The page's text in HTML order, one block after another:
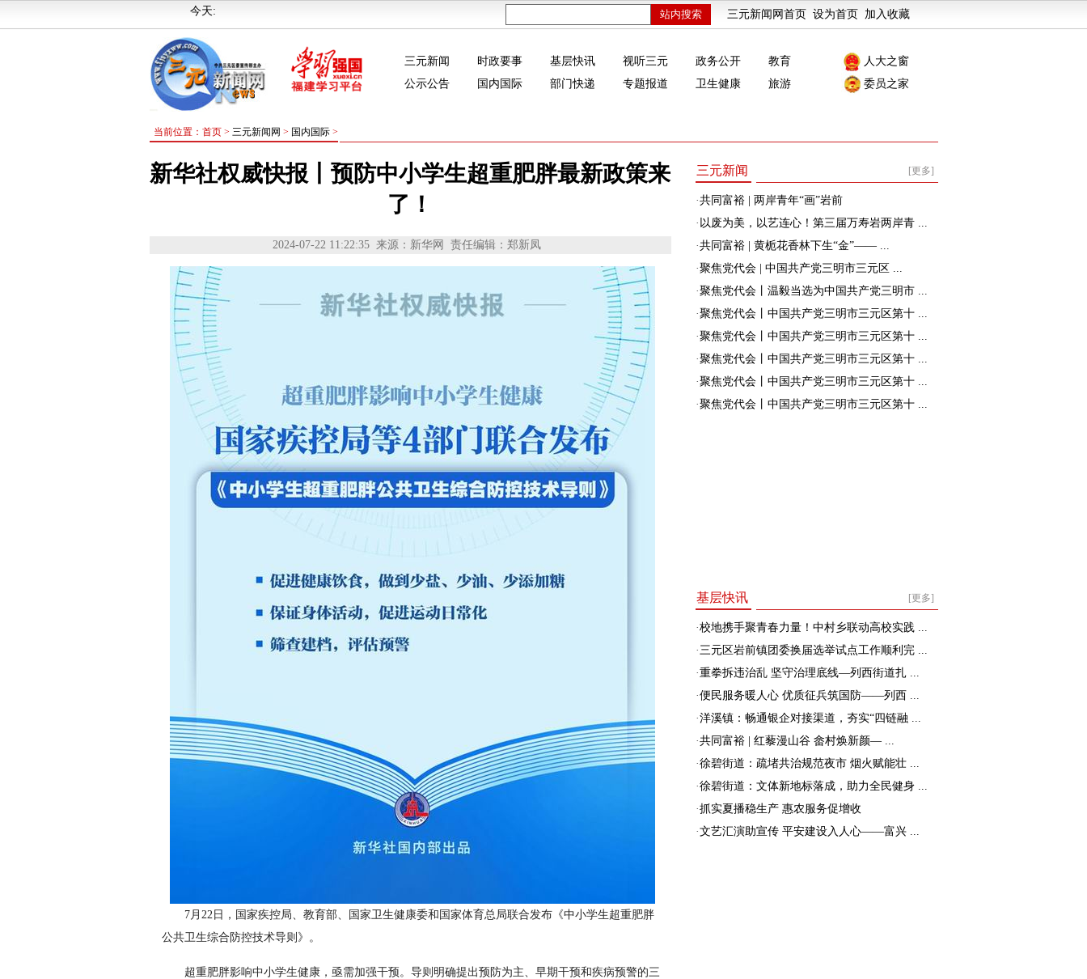
今天: 三元新闻网首页 设为首页 加入收藏
三元新闻 时政要事 基层快讯 视听三元 政务公开 教育
人大之窗
公示公告
国内国际 部门快递 专题报道 卫生健康 旅游 委员之家
当前位置：首页 > 三元新闻网 > 国内国际>
新华社权威快报丨预防中小学生超重肥胖最新政策来
了！
2024-07-22 11:22:35 来源：新华网 责任编辑：郑新凤
7月22日，国家疾控局、教育部、国家卫生健康委和国家体育总局联合发布《中小学生超重肥胖
公共卫生综合防控技术导则》。
超重肥胖影响中小学生健康，亟需加强干预。导则明确提出预防为主、早期干预和疾病预警的三
[更多]
三元新闻
·共同富裕 | 两岸青年“画”岩前
· 以废为美，以艺连心！第三届万寿岩两岸青 ...
·共同富裕 | 黄栀花香林下生“金”—— ...
·聚焦党代会 | 中国共产党三明市三元区 ...
·聚焦党代会丨温毅当选为中国共产党三明市 ...
·聚焦党代会丨中国共产党三明市三元区第十 ...
·聚焦党代会丨中国共产党三明市三元区第十 ...
·聚焦党代会丨中国共产党三明市三元区第十 ...
·聚焦党代会丨中国共产党三明市三元区第十 ...
·聚焦党代会丨中国共产党三明市三元区第十 ...
[更多]
基层快讯
·校地携手聚青春力量！中村乡联动高校实践 ...
·三元区岩前镇团委换届选举试点工作顺利完 ...
·重拳拆违治乱 坚守治理底线—列西街道扎 ...
·便民服务暖人心 优质征兵筑国防——列西 ...
·洋溪镇：畅通银企对接渠道，夯实“四链融 ...
·共同富裕 | 红藜漫山谷 畲村焕新颜— ...
·徐碧街道：疏堵共治规范夜市 烟火赋能壮 ...
·徐碧街道：文体新地标落成，助力全民健身 ...
·抓实夏播稳生产 惠农服务促增收
·文艺汇演助宣传 平安建设入人心——富兴 ...